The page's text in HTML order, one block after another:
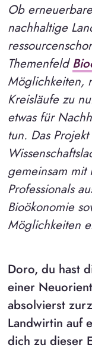
Ob
nachhaltige
Themenfeld
Möglichkeiten,
Kreisläufe zu
etwas für
tun. Das Projekt
gemeinsam mit
Professionals
Bioökonomie
Möglichkeiten
Doro, du hast
einer
absolvierst
Landwirtin auf
dich zu dieser